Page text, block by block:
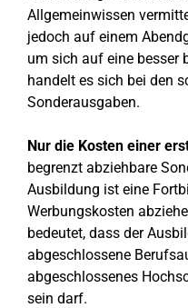
Allgemeinwissen
jedoch auf einem
um sich auf eine besser
handelt es sich bei den
Sonderausgaben.
Nur die Kosten einer
begrenzt abziehbare
Ausbildung ist eine
Werbungskosten
bedeutet, dass der
abgeschlossene
abgeschlossenes
sein darf.